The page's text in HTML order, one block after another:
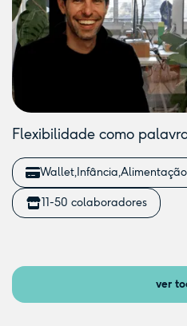
Flexibilidade como
Wallet Infância Alimentação
11-50 colaboradores
ver